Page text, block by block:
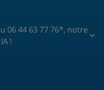
06 44 63 77 76*, notre
!